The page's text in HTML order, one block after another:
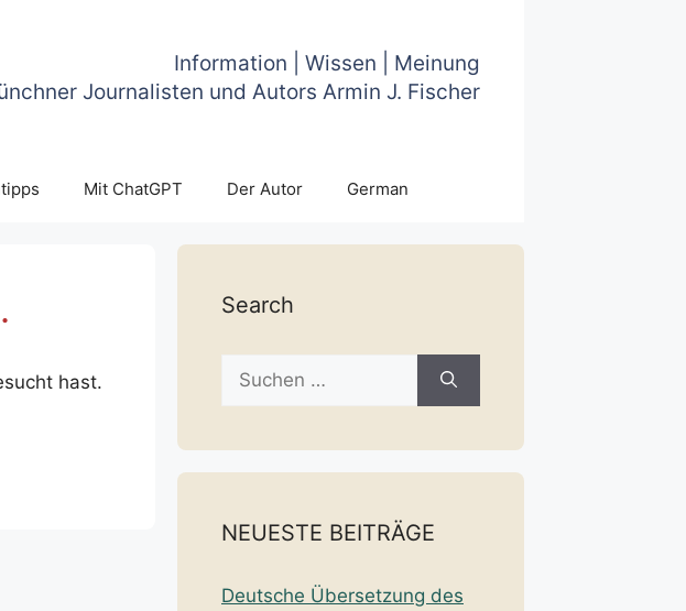
Information | Wissen | Meinung
Journalisten und Autors Armin J. Fischer
Mit ChatGPT Der Autor German
hast.
Search
Suche
nach:
NEUESTE BEITRÄGE
Deutsche Übersetzung des